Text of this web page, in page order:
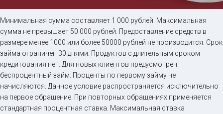
Займ на карту онлайн
Сумма до50 000 ₽
Срок от 5до 30 дня
Получить
Минимальная сумма составляет 1 000 рублей. Максимальная
сумма не превышает 50 000 рублей. Предоставление средств в
размере менее 1000 или более 50000 рублей не производится. Срок
займа ограничен 30 днями. Продуктов с длительным сроком
кредитования нет. Для новых клиентов предусмотрен
беспроцентный займ. Проценты по первому займу не
начисляются. Данное условие распространяется исключительно
на первое обращение. При повторных обращениях применяется
стандартная процентная ставка. Максимальная ставка